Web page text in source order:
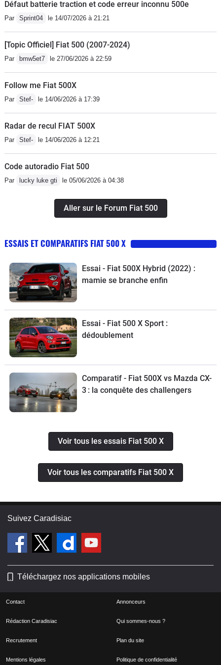
Défaut batterie traction et code erreur inconnu 500e
Par Sprint04 le 14/07/2026 à 21:21
[Topic Officiel] Fiat 500 (2007-2024)
Par bmw5et7 le 27/06/2026 à 22:59
Follow me Fiat 500X
Par Stef- le 14/06/2026 à 17:39
Radar de recul FIAT 500X
Par Stef- le 14/06/2026 à 12:21
Code autoradio Fiat 500
Par lucky luke gti le 05/06/2026 à 04:38
Aller sur le Forum Fiat 500
ESSAIS ET COMPARATIFS FIAT 500 X
Essai - Fiat 500X Hybrid (2022) :
mamie se branche enfin
Essai - Fiat 500 X Sport :
dédoublement
Comparatif - Fiat 500X vs Mazda CX-
3 : la conquête des challengers
Voir tous les essais Fiat 500 X
Voir tous les comparatifs Fiat 500 X
Suivez Caradisiac
Téléchargez nos applications mobiles
Contact Annonceurs
Rédaction Caradisiac Qui sommes-nous ?
Recrutement Plan du site
Mentions légales Politique de confidentialité